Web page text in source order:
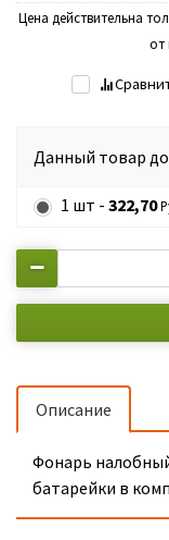
Цена действительна
от
Данный товар
1 шт - 322,70
Описание
Фонарь
батарейки в